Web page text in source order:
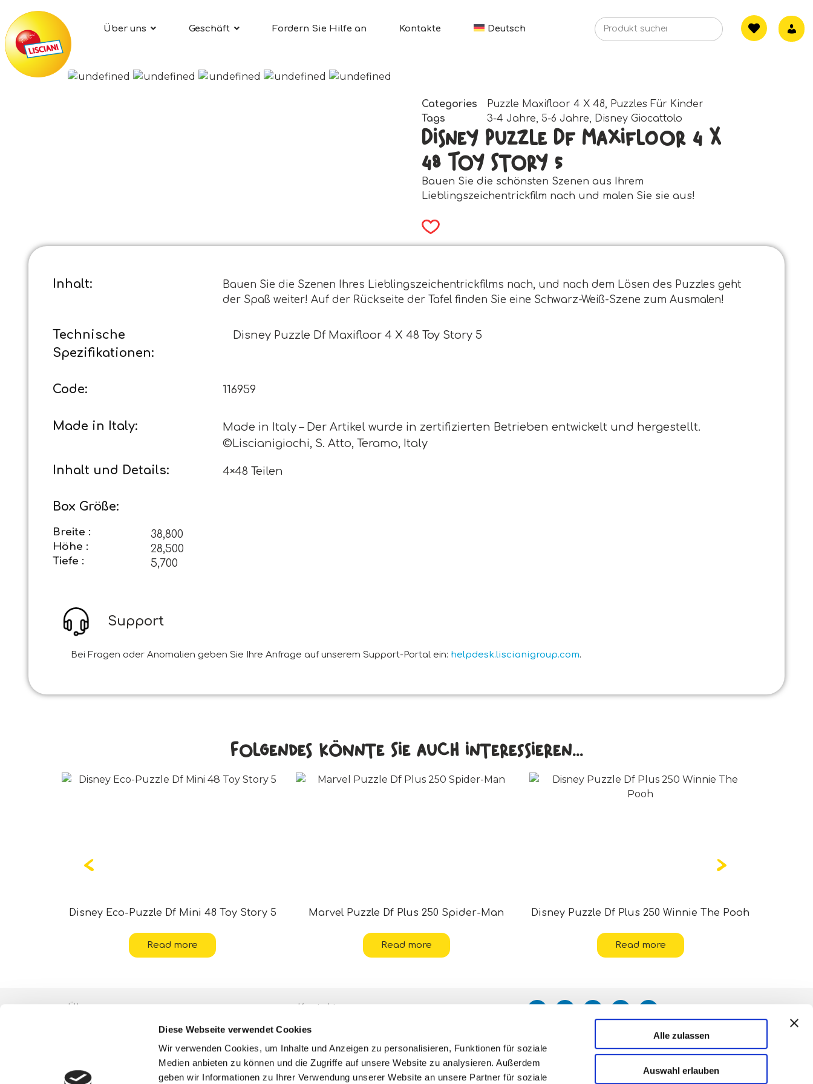
Diese Webseite verwendet Cookies
Wir verwenden Cookies, um Inhalte und Anzeigen zu personalisieren, Funktionen für soziale
Medien anbieten zu können und die Zugriffe auf unsere Website zu analysieren. Außerdem
geben wir Informationen zu Ihrer Verwendung unserer Website an unsere Partner für soziale
Alle zulassen
Auswahl erlauben
Über uns Geschäft Fordern Sie Hilfe an Kontakte Deutsch
Categories Puzzle Maxifloor 4 X 48, Puzzles Für Kinder
Tags
3-4 Jahre, 5-6 Jahre, Disney Giocattolo
Disney Puzzle Df Maxifloor 4 X
48 Toy Story 5
Bauen Sie die schönsten Szenen aus Ihrem
Lieblingszeichentrickfilm nach und malen Sie sie aus!
Inhalt:
Bauen Sie die Szenen Ihres Lieblingszeichentrickfilms nach, und nach dem Lösen des Puzzles geht
der Spaß weiter! Auf der Rückseite der Tafel finden Sie eine Schwarz-Weiß-Szene zum Ausmalen!
Technische
Spezifikationen:
Disney Puzzle Df Maxifloor 4 X 48 Toy Story 5
Code: 116959
Made in Italy:
Made in Italy – Der Artikel wurde in zertifizierten Betrieben entwickelt und hergestellt.
©Liscianigiochi, S. Atto, Teramo, Italy
Inhalt und Details: 4×48 Teilen
Box Größe:
Breite : 38,800
Höhe : 28,500
Tiefe : 5,700
Support
Bei Fragen oder Anomalien geben Sie Ihre Anfrage auf unserem Support-Portal ein: helpdesk.liscianigroup.com.
Folgendes könnte Sie auch interessieren...
Disney Eco-Puzzle Df Mini 48 Toy Story 5
Read more
Marvel Puzzle Df Plus 250 Spider-Man
Read more
Disney Puzzle Df Plus 250 Winnie The Pooh
Read more
Über uns Kontakte
Hilfe
Datenschutzerklärungen und Cookie-
Richtlinien